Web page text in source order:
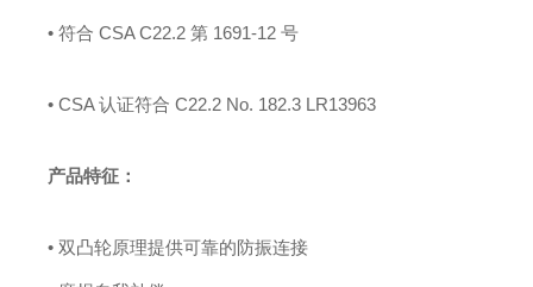
• 符合 CSA C22.2 第 1691-12 号
• CSA 认证符合 C22.2 No. 182.3 LR13963
产品特征：
• 双凸轮原理提供可靠的防振连接